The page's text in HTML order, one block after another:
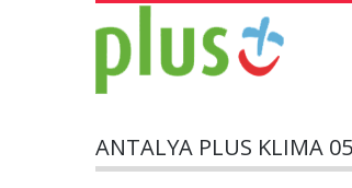
ANTALYA PLUS KLIMA